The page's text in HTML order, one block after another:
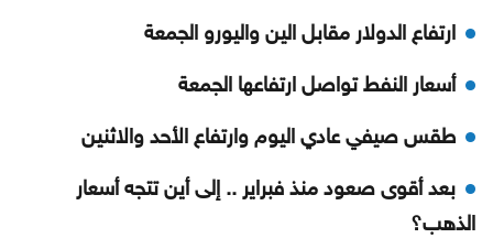
ارتفاع الدولار مقابل الين واليورو الجمعة
أسعار النفط تواصل ارتفاعها الجمعة
طقس صيفي عادي اليوم وارتفاع الأحد والاثنين
بعد أقوى صعود منذ فبراير .. إلى أين تتجه أسعار
الذهب؟